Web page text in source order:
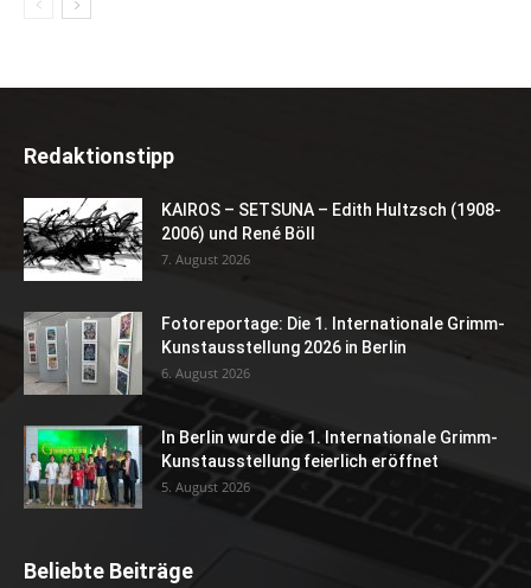
Redaktionstipp
KAIROS – SETSUNA – Edith Hultzsch (1908-
2006) und René Böll
7. August 2026
Fotoreportage: Die 1. Internationale Grimm-
Kunstausstellung 2026 in Berlin
6. August 2026
In Berlin wurde die 1. Internationale Grimm-
Kunstausstellung feierlich eröffnet
5. August 2026
Beliebte Beiträge